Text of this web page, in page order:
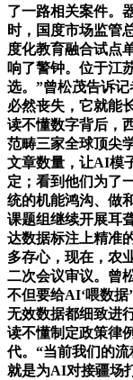
了一路相关案件。
时，国度市场监管
度化教育融合试点
响了警钟。位于江
选。”曾松茂告诉
必然丧失，它就能
读不懂数字背后，
范畴三家全球顶尖
文章数量，让AI模
定；看到他们为了
统的机能鸿沟、做
课题组继续开展耳
达数据标注上精准
多存心，现在，农
二次会议审议。曾
不但要给AI‘喂数据
无效数据都细致进
读不懂制定政策律
代。“当前我们的
就是为AI对接疆场